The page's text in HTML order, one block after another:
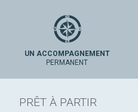
UN ACCOMPAGNEMENT
PERMANENT
PRÊT À PARTIR